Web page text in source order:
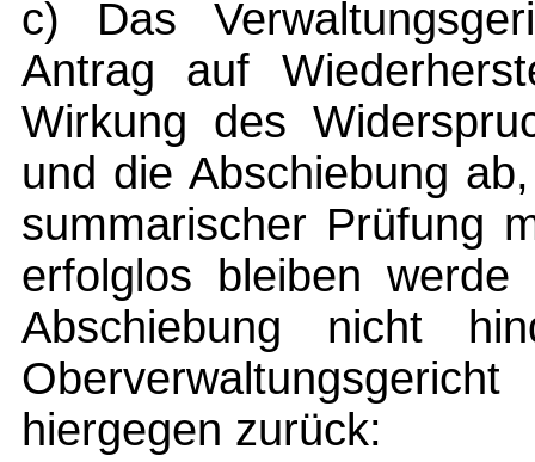
c) Das
Antrag auf
Wirkung des
und die Abschiebung
summarischer Prüfung
erfolglos bleiben
Abschiebung nicht
hiergegen zurück: